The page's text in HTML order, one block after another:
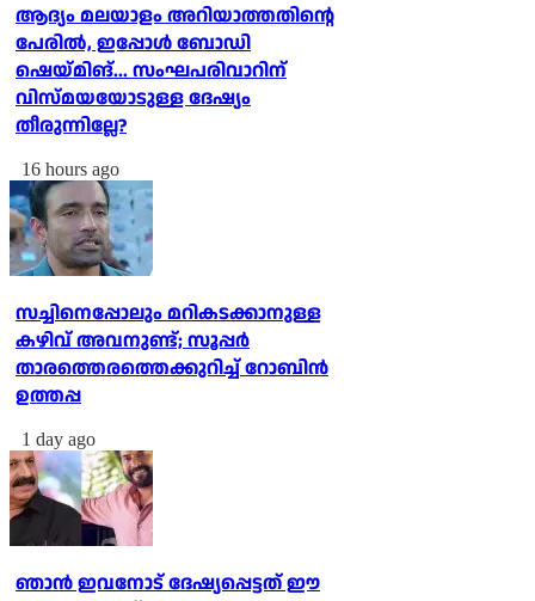
ആദ്യം മലയാളം അറിയാത്തതിന്റെ
പേരില്‍, ഇപ്പോള്‍ ബോഡി
ഷെയ്മിങ്... സംഘപരിവാറിന്
വിസ്മയയോടുള്ള ദേഷ്യം
തീരുന്നില്ലേ?
16 hours ago
സച്ചിനെപ്പോലും മറികടക്കാനുള്ള
കഴിവ് അവനുണ്ട്; സൂപ്പര്‍
താരത്തെരത്തെക്കുറിച്ച് റോബിന്‍
ഉത്തപ്പ
1 day ago
ഞാന്‍ ഇവനോട് ദേഷ്യപ്പെട്ടത് ഈ